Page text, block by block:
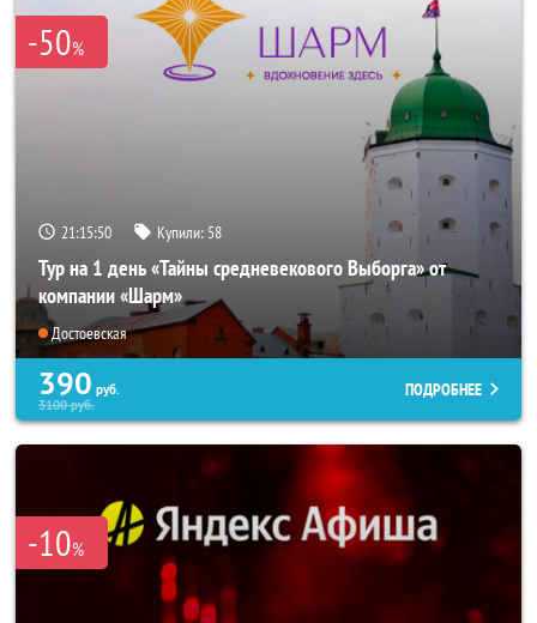
-50%
21:15:49 Купили: 58
Тур на 1 день «Тайны средневекового Выборга» от
компании «Шарм»
Достоевская
390 руб.
3100руб.
ПОДРОБНЕЕ
-10%